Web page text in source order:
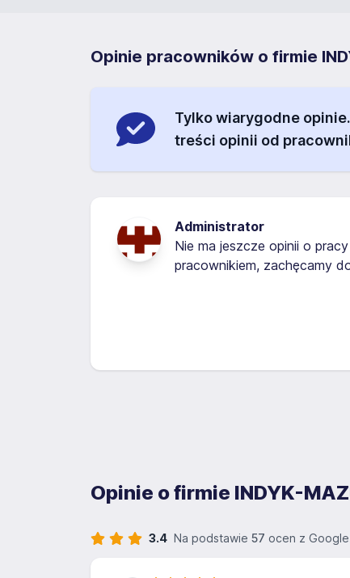
Opinie pracowników o firmie
Tylko wiarygodne
treści opinii od
Administrator
Nie ma jeszcze opinii o
pracownikiem, zachęcamy
Opinie o firmie INDYK-
3.4 Na podstawie 57 ocen z